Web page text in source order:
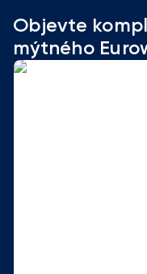
Objevte
mýtného